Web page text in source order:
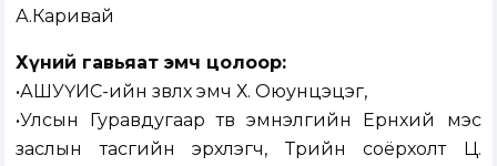
А.Каривай
Хүний гавьяат эмч цолоор:
•АШУҮИС-ийн зөвлөх эмч Х. Оюунцэцэг,
•Улсын Гуравдугаар төв эмнэлгийн Ерөнхий мэс
заслын тасгийн эрхлэгч, Төрийн соёрхолт Ц.